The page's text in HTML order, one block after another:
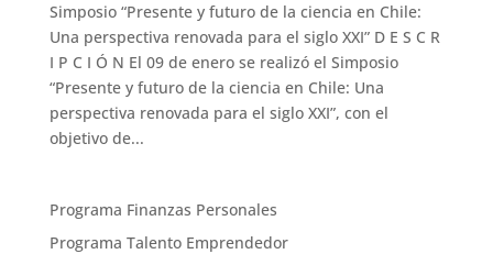
Simposio “Presente y futuro de la ciencia en Chile:
Una perspectiva renovada para el siglo XXI” D E S C R
I P C I Ó N El 09 de enero se realizó el Simposio
“Presente y futuro de la ciencia en Chile: Una
perspectiva renovada para el siglo XXI”, con el
objetivo de...
Programa Finanzas Personales
Programa Talento Emprendedor